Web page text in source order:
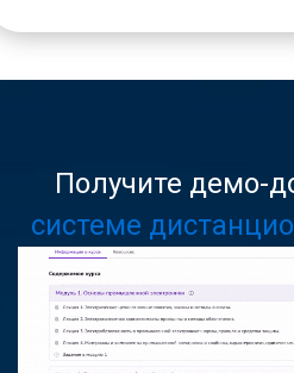
Получите демо-
системе